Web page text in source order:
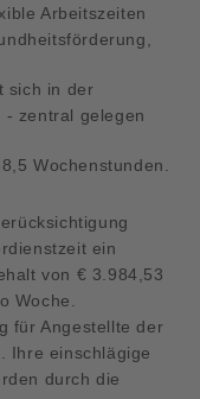
Arbeitszeiten
sich in der
- zentral gelegen
Wochenstunden.
ein
von € 3.984,53
Woche.
für Angestellte der
Ihre einschlägige
durch die